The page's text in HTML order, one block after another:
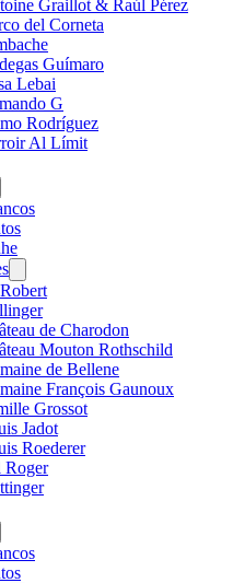
Graillot & Raúl Pérez
del Corneta
Guímaro
Lebai
G
Rodríguez
Al Límit
menu
de Charodon
Mouton Rothschild
de Bellene
François Gaunoux
Grossot
Jadot
Roederer
Roger